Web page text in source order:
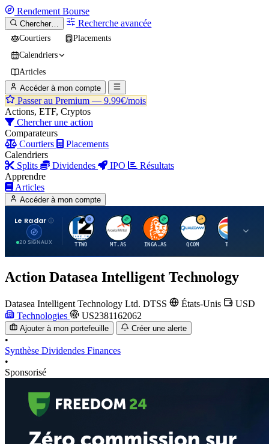
Rendement Bourse
Chercher… Recherche avancée
Courtiers
Placements
Calendriers
Articles
Accéder à mon compte
Passer au Premium — 9.99€/mois
Actions, ETF, Cryptos
Chercher une action
Comparateurs
Courtiers
Placements
Calendriers
Splits
Dividendes IPO
Résultats
Apprendre
Articles
Accéder à mon compte
Le Radar
20 SIGNAUX
T
TTWO
A
MT.AS
I
INGA.AS
Q
QCOM
T
TTE
Action Datasea Intelligent Technology
Datasea Intelligent Technology Ltd. DTSS États-Unis
USD
Technologies
US2381162062
Ajouter à mon portefeuille Créer une alerte
•
Synthèse Dividendes Finances
•
Sponsorisé